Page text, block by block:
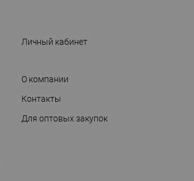
Личный кабинет
О компании
Контакты
Для оптовых закупок